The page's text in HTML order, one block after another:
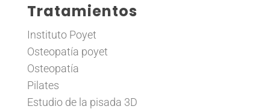
Tratamientos
Instituto Poyet
Osteopatía poyet
Osteopatía
Pilates
Estudio de la pisada 3D